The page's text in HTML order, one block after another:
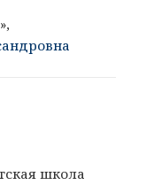
школа